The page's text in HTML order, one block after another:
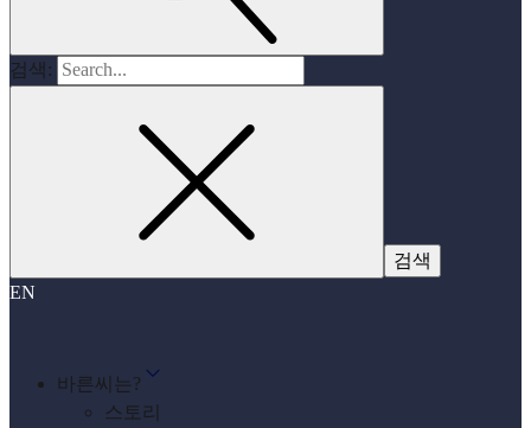
검색:
EN
바른씨는?
스토리